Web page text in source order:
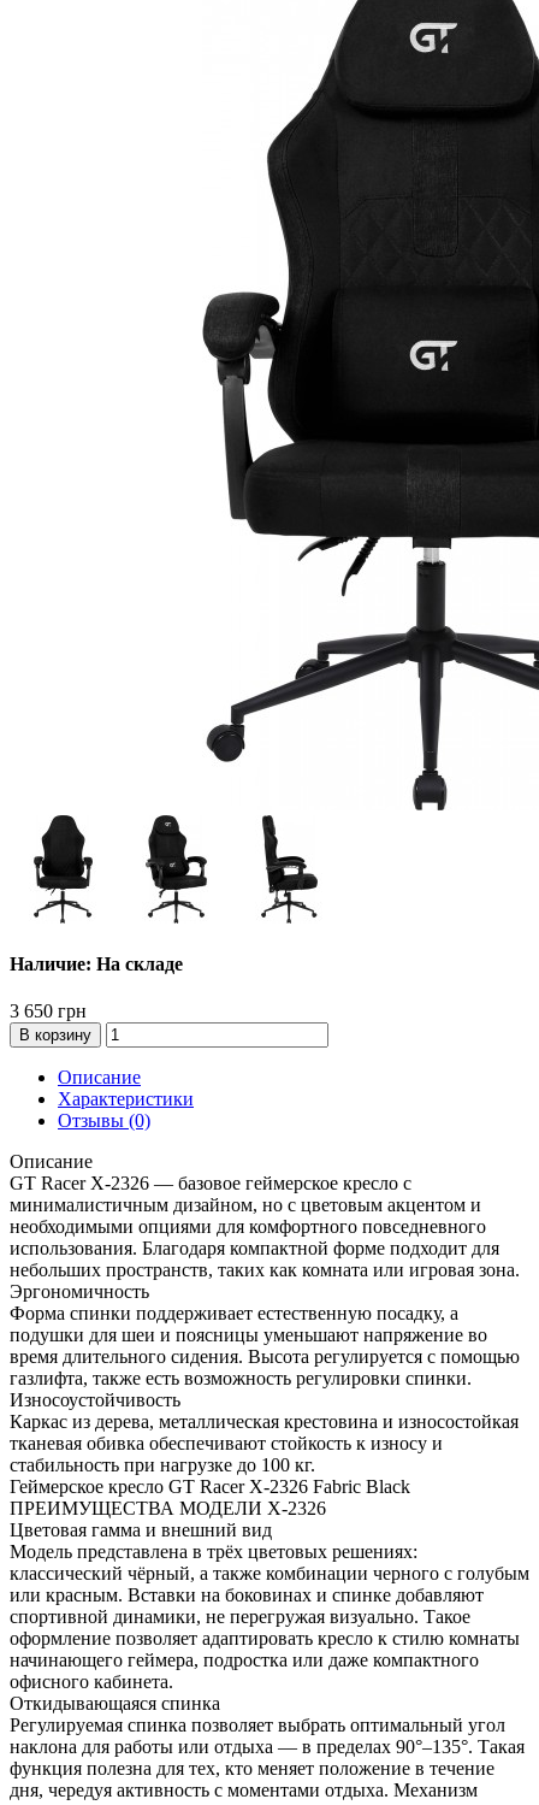
Наличие: На складе
3 650 грн
В корзину
Описание
Характеристики
Отзывы (0)
Описание
GT Racer X-2326 — базовое геймерское кресло с
минималистичным дизайном, но с цветовым акцентом и
необходимыми опциями для комфортного повседневного
использования. Благодаря компактной форме подходит для
небольших пространств, таких как комната или игровая зона.
Эргономичность
Форма спинки поддерживает естественную посадку, а
подушки для шеи и поясницы уменьшают напряжение во
время длительного сидения. Высота регулируется с помощью
газлифта, также есть возможность регулировки спинки.
Износоустойчивость
Каркас из дерева, металлическая крестовина и износостойкая
тканевая обивка обеспечивают стойкость к износу и
стабильность при нагрузке до 100 кг.
Геймерское кресло GT Racer X-2326 Fabric Black
ПРЕИМУЩЕСТВА МОДЕЛИ X-2326
Цветовая гамма и внешний вид
Модель представлена в трёх цветовых решениях:
классический чёрный, а также комбинации черного с голубым
или красным. Вставки на боковинах и спинке добавляют
спортивной динамики, не перегружая визуально. Такое
оформление позволяет адаптировать кресло к стилю комнаты
начинающего геймера, подростка или даже компактного
офисного кабинета.
Откидывающаяся спинка
Регулируемая спинка позволяет выбрать оптимальный угол
наклона для работы или отдыха — в пределах 90°–135°. Такая
функция полезна для тех, кто меняет положение в течение
дня, чередуя активность с моментами отдыха. Механизм